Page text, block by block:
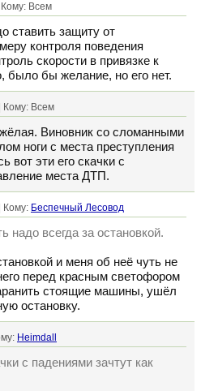
Кому: Всем
ставить защиту от
контроля поведения
скорости в привязке к
было бы желание, но его нет.
Кому: Всем
Виновник со сломанными
ноги с места преступления
вот эти его скачки с
места ДТП.
Кому: Беспечный Лесовод
надо всегда за остановкой.
и меня об неё чуть не
перед красным светофором
стоящие машины, ушёл
остановку.
Heimdall
с падениями зачтут как